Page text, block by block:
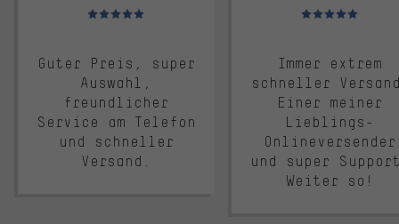
Bewertungen: 5 von 5
Guter Preis, super
Auswahl,
freundlicher
Service am Telefon
und schneller
Versand.
Bewertungen: 5 von 5
Immer extrem
schneller
Einer meiner
Lieblings-
Onlineversender
und super
Weiter so!